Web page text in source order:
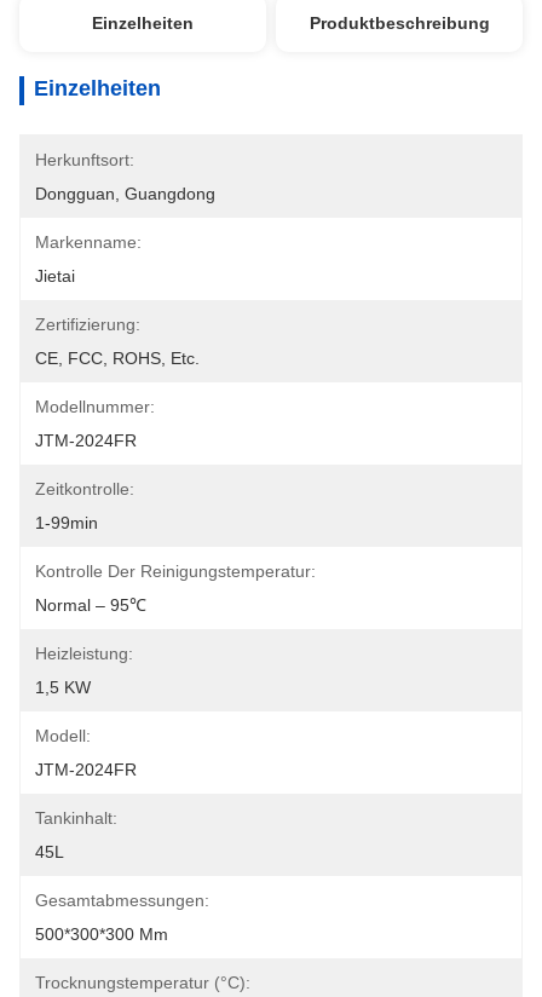
Einzelheiten Produktbeschreibung
Einzelheiten
Herkunftsort:
Dongguan, Guangdong
Markenname:
Jietai
Zertifizierung:
CE, FCC, ROHS, Etc.
Modellnummer:
JTM-2024FR
Zeitkontrolle:
1-99min
Kontrolle Der Reinigungstemperatur:
Normal – 95℃
Heizleistung:
1,5 KW
Modell:
JTM-2024FR
Tankinhalt:
45L
Gesamtabmessungen:
500*300*300 Mm
Trocknungstemperatur (°C):